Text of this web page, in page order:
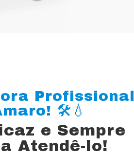
Profissional
🛠️💧
e Sempre
Atendê-lo!